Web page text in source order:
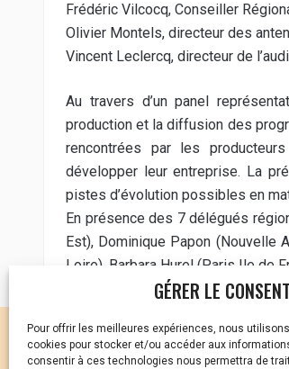
GÉRER LE
Pour offrir les meilleures expériences, nous
cookies pour stocker et/ou accéder aux
consentir à ces technologies nous permettra de
Frédéric Vilcocq, Conseiller
Olivier Montels, directeur des
Vincent Leclercq, directeur de
Au travers d’un panel
production et la diffusion des
rencontrées par les
développer leur entreprise. La
pistes d’évolution possibles en
En présence des 7 délégués
Est), Dominique Papon (Nouvelle
Loire), Barbara Hurel (Paris Ile de